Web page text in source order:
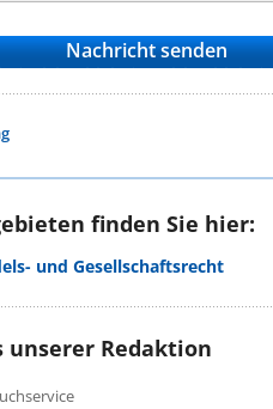
finden Sie hier:
und Gesellschaftsrecht
Redaktion